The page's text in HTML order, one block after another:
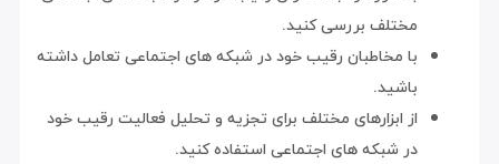
مختلف بررسی کنید.
با مخاطبان رقیب خود در شبکه های اجتماعی تعامل داشته
باشید.
از ابزارهای مختلف برای تجزیه و تحلیل فعالیت رقیب خود
در شبکه های اجتماعی استفاده کنید.